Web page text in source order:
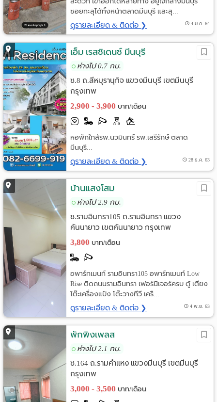
ซอยทะลุได้ทั้งหน้าตลาดมีนบุรี และสุ...
ดูรายละเอียด & ติดต่อ ❯ 4 ม.ค. 64
เอ็ม เรสซิเดนซ์ มีนบุรี
ห่างไป 0.7 กม.
ซ.8 ถ.สีหบุรานุกิจ แขวงมีนบุรี เขตมีนบุรี
กรุงเทพ
2,900 - 3,900 บาท/เดือน
หอพักใกล้รพ.นวมินทร์ รพ.เสรีรักษ์ ตลาด
มีนบุรี...
ดูรายละเอียด & ติดต่อ ❯ 28 ธ.ค. 63
บ้านแสงโสม
ห่างไป 2.9 กม.
ซ.รามอินทรา105 ถ.รามอินทรา แขวง
คันนายาว เขตคันนายาว กรุงเทพ
3,800 บาท/เดือน
อพาร์ทเมนท์ รามอินทรา105 อพาร์ทเมนท์ Low
Rise ติดถนนรามอินทรา เฟอร์นิเจอร์ครบ ตู้ เตียง
โต๊ะเครื่องแป้ง โต๊ะวางทีวี เครื...
ดูรายละเอียด & ติดต่อ ❯ 4 พ.ย. 63
พักพิงเพลส
ห่างไป 2.1 กม.
ซ.164 ถ.รามคำแหง แขวงมีนบุรี เขตมีนบุรี
กรุงเทพ
3,000 - 3,500 บาท/เดือน